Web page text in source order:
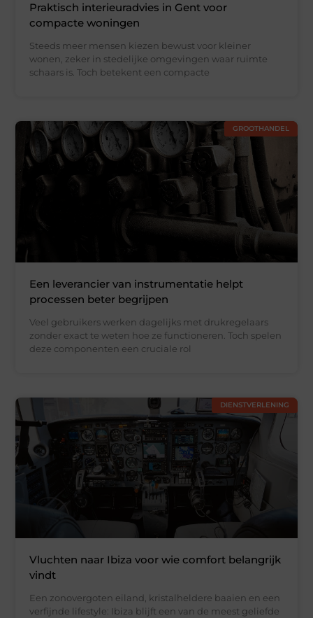
Praktisch interieuradvies in Gent voor
compacte woningen
Steeds meer mensen kiezen bewust voor kleiner
wonen, zeker in stedelijke omgevingen waar ruimte
schaars is. Toch betekent een compacte
GROOTHANDEL
Een leverancier van instrumentatie helpt
processen beter begrijpen
Veel gebruikers werken dagelijks met drukregelaars
zonder exact te weten hoe ze functioneren. Toch spelen
deze componenten een cruciale rol
DIENSTVERLENING
Vluchten naar Ibiza voor wie comfort belangrijk
vindt
Een zonovergoten eiland, kristalheldere baaien en een
verfijnde lifestyle: Ibiza blijft een van de meest geliefde